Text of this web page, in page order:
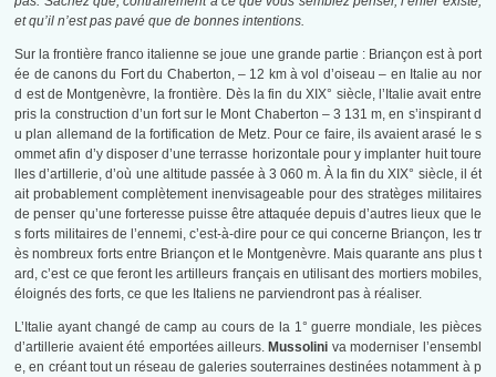
et qu’il n’est pas pavé que de bonnes intentions.
Sur la frontière franco italienne se joue une grande partie : Briançon est à port
ée de canons du Fort du Chaberton, – 12 km à vol d’oiseau – en Italie au nor
d est de Montgenèvre, la frontière. Dès la fin du XIX° siècle, l’Italie avait entre
pris la construction d’un fort sur le Mont Chaberton – 3 131 m, en s’inspirant d
u plan allemand de la fortification de Metz. Pour ce faire, ils avaient arasé le s
ommet afin d’y disposer d’une terrasse horizontale pour y implanter huit toure
lles d’artillerie, d’où une altitude passée à 3 060 m. À la fin du XIX° siècle, il ét
ait probablement complètement inenvisageable pour des stratèges militaires
de penser qu’une forteresse puisse être attaquée depuis d’autres lieux que le
s forts militaires de l’ennemi, c’est-à-dire pour ce qui concerne Briançon, les tr
ès nombreux forts entre Briançon et le Montgenèvre. Mais quarante ans plus t
ard, c’est ce que feront les artilleurs français en utilisant des mortiers mobiles,
éloignés des forts, ce que les Italiens ne parviendront pas à réaliser.
L’Italie ayant changé de camp au cours de la 1° guerre mondiale, les pièces
d’artillerie avaient été emportées ailleurs. Mussolini va moderniser l’ensembl
e, en créant tout un réseau de galeries souterraines destinées notamment à p